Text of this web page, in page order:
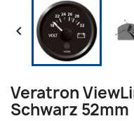

Veratron
Schwarz 52mm